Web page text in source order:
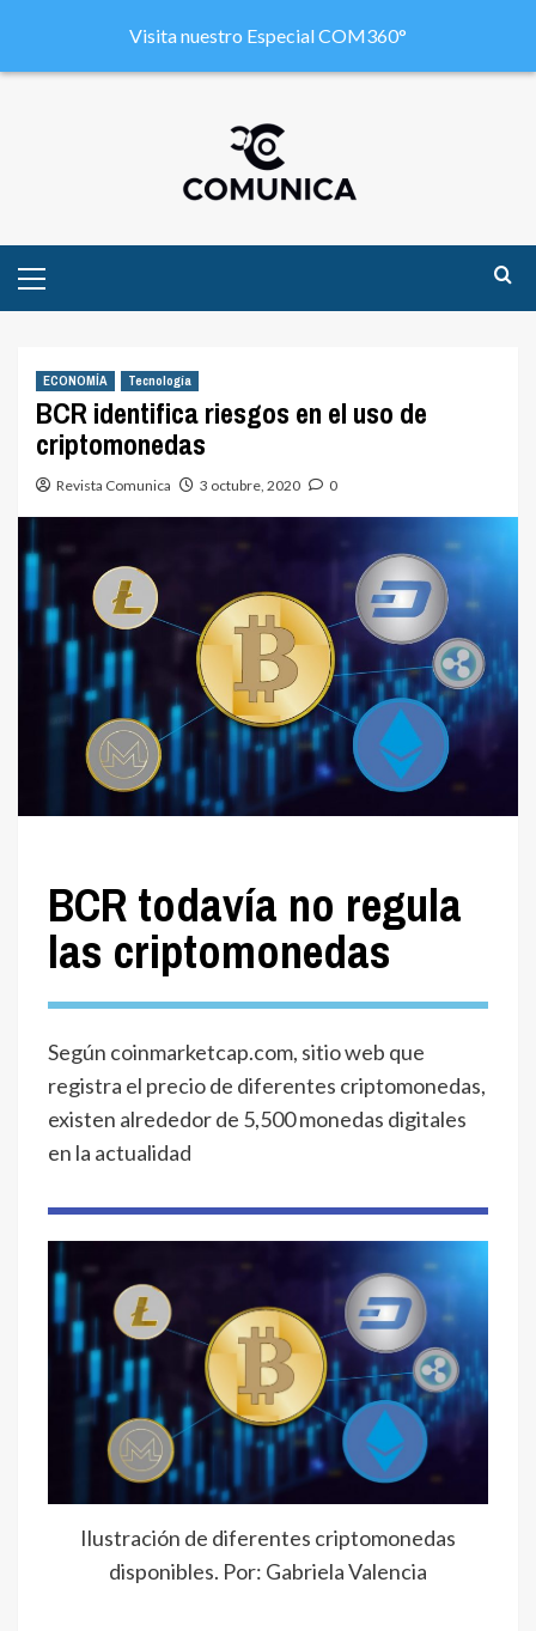
ECONOMÍA Tecnología
BCR identifica riesgos en el uso de
criptomonedas
Revista Comunica 3 octubre, 2020 0
BCR todavía no regula
las criptomonedas
Según coinmarketcap.com, sitio web que
registra el precio de diferentes criptomonedas,
existen alrededor de 5,500 monedas digitales
en la actualidad
Ilustración de diferentes criptomonedas
disponibles. Por: Gabriela Valencia
Visita nuestro Especial COM360°